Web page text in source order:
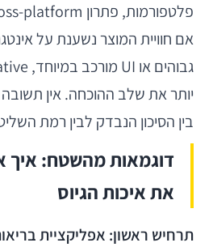
אם חוויית המוצר נשענת על
יותר את שלב ההוכחה. אין
בין הסיכון הנבדק לבין רמת
דוגמאות מהשטח: איך
את איכות הגיוס
תרחיש ראשון: אפליקציית